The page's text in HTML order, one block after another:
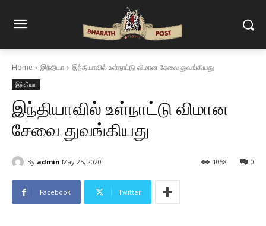
Home இந்தியா இந்தியாவில் உள்நாட்டு விமான சேவை துவங்கியது
இந்தியா
இந்தியாவில் உள்நாட்டு விமான
சேவை துவங்கியது
By admin May 25, 2020 0
1058
Facebook Twitter